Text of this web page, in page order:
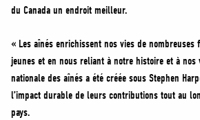
du Canada un endroit meilleur.
« Les aînés enrichissent nos vies de nombreuses
jeunes et en nous reliant à notre histoire et à nos
nationale des aînés a été créée sous Stephen
l’impact durable de leurs contributions tout au
pays.